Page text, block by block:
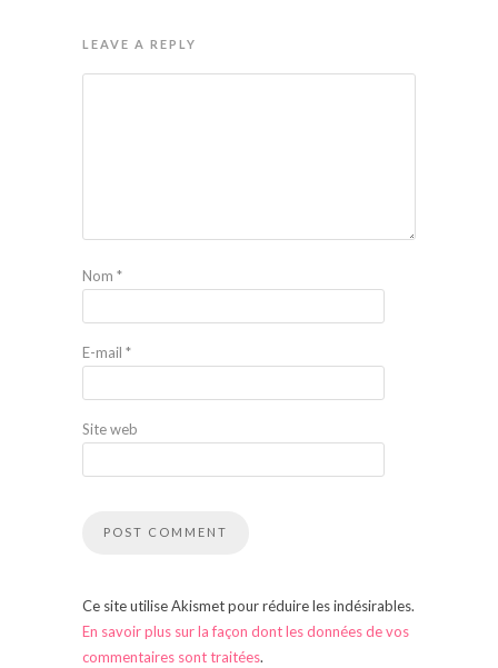
LEAVE A REPLY
Nom *
E-mail *
Site web
Ce site utilise Akismet pour réduire les indésirables.
En savoir plus sur la façon dont les données de vos
commentaires sont traitées.